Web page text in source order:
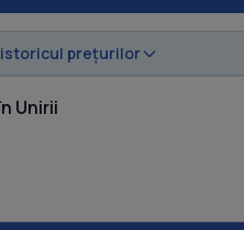
prețurilor
Unirii